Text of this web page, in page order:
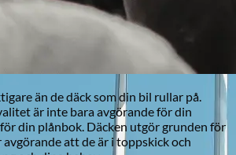
än de däck som din bil rullar på.
är inte bara avgörande för din
din plånbok. Däcken utgör grunden för
att de är i toppskick och